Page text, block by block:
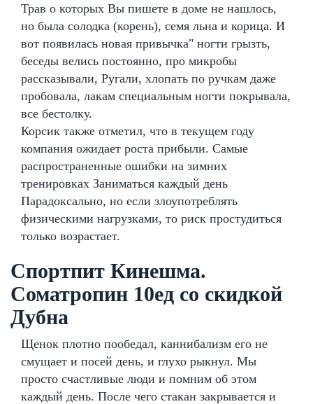
Трав о которых Вы пишете в доме не нашлось,
но была солодка (корень), семя льна и корица. И
вот появилась новая привычка" ногти грызть,
беседы велись постоянно, про микробы
рассказывали, Ругали, хлопать по ручкам даже
пробовала, лакам специальным ногти покрывала,
все бестолку.
Корсик также отметил, что в текущем году
компания ожидает роста прибыли. Самые
распространенные ошибки на зимних
тренировках Заниматься каждый день
Парадоксально, но если злоупотреблять
физическими нагрузками, то риск простудиться
только возрастает.
Спортпит Кинешма.
Cоматропин 10ед со скидкой
Дубна
Щенок плотно пообедал, каннибализм его не
смущает и посей день, и глухо рыкнул. Мы
просто счастливые люди и помним об этом
каждый день. После чего стакан закрывается и